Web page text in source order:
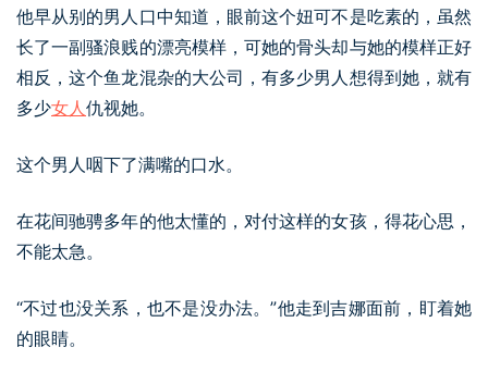
他早从别的男人口中知道，眼前这个妞可不是吃素的，虽然
长了一副骚浪贱的漂亮模样，可她的骨头却与她的模样正好
相反，这个鱼龙混杂的大公司，有多少男人想得到她，就有
多少女人 仇视她。
这个男人咽下了满嘴的口水。
在花间驰骋多年的他太懂的，对付这样的女孩，得花心思，
不能太急。
“不过也没关系，也不是没办法。”他走到吉娜面前，盯着她
的眼睛。